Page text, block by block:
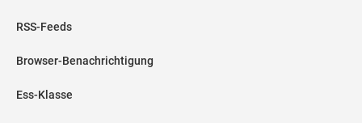
RSS-Feeds
Browser-Benachrichtigung
Ess-Klasse